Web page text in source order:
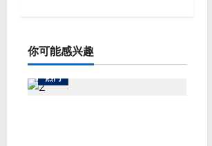
a
t
i
o
你可能感兴趣
热门